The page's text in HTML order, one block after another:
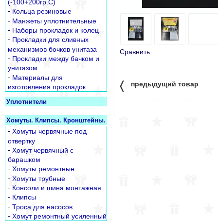
Сравнить
〈 предыдущий товар
(-100+200гр.С)
- Кольца резиновые
- Манжеты уплотнительные
- Наборы прокладок и колец
- Прокладки для сливных
механизмов бочков унитаза
- Прокладки между бачком и
унитазом
- Материалы для
изготовления прокладок
Уплотнители
Хомуты. Клипсы. Кронштейны.
- Хомуты червячные под
отвертку
- Хомут червячный с
барашком
- Хомуты ремонтные
- Хомуты трубные
- Консоли и шина монтажная
- Клипсы
- Троса для насосов
- Хомут ремонтный усиленный